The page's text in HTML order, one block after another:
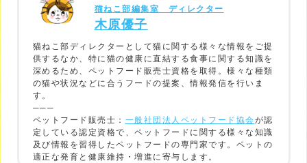
猫ねこ部編集室 ディレクター
木原優子
猫ねこ部ディレクターとして猫に関する様々な情報をご提
供するなか、特に猫の健康に直結する食事に関する知識を
深めるため、ペットフード販売士資格を取得。様々な種類
の猫や状況などに合うフードの提案、情報発信を行いま
す。
───
ペットフード販売士： 一般社団法人ペットフード協会が認
定している認定資格で、ペットフードに関する様々な知識
及び情報を習得したペットフードの専門家です。ペットの
適正な発育と健康維持・増進に寄与します。